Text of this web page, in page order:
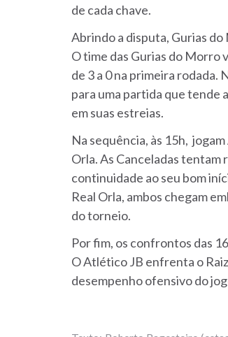
de cada chave.
Abrindo a disputa, Gurias
O time das Gurias do Morro
de 3 a 0 na primeira rodada.
para uma partida que tende
em suas estreias.
Na sequência, às 15h,
Orla. As Canceladas tentam
continuidade ao seu bom
Real Orla, ambos chegam
do torneio.
Por fim, os confrontos das
O Atlético JB enfrenta o
desempenho ofensivo do